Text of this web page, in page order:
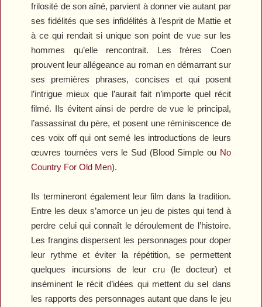
frilosité de son aîné, parvient à donner vie autant par
ses fidélités que ses infidélités à l’esprit de Mattie et
à ce qui rendait si unique son point de vue sur les
hommes qu’elle rencontrait. Les frères Coen
prouvent leur allégeance au roman en démarrant sur
ses premières phrases, concises et qui posent
l’intrigue mieux que l’aurait fait n’importe quel récit
filmé. Ils évitent ainsi de perdre de vue le principal,
l’assassinat du père, et posent une réminiscence de
ces voix off qui ont semé les introductions de leurs
œuvres tournées vers le Sud (Blood Simple ou No
Country For Old Men).
Ils termineront également leur film dans la tradition.
Entre les deux s’amorce un jeu de pistes qui tend à
perdre celui qui connaît le déroulement de l’histoire.
Les frangins dispersent les personnages pour doper
leur rythme et éviter la répétition, se permettent
quelques incursions de leur cru (le docteur) et
inséminent le récit d’idées qui mettent du sel dans
les rapports des personnages autant que dans le jeu